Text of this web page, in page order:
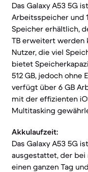
Das Galaxy A53 5G
Arbeitsspeicher und
Speicher erhältlich,
TB erweitert werden
Nutzer, die viel
bietet
512 GB, jedoch ohne
verfügt über 6 GB
mit der effizienten
Multitasking
Akkulaufzeit:
Das Galaxy A53 5G
ausgestattet, der
einen ganzen Tag